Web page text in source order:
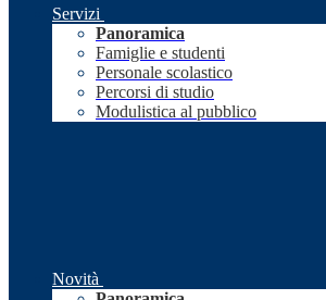
Servizi
Panoramica
Famiglie e studenti
Personale scolastico
Percorsi di studio
Modulistica al pubblico
Novità